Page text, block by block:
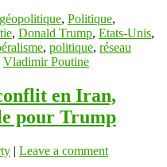
géopolitique, Politique,
, Donald Trump, Etats-Unis,
, politique, réseau
Vladimir Poutine
en Iran,
pour Trump
| Leave a comment